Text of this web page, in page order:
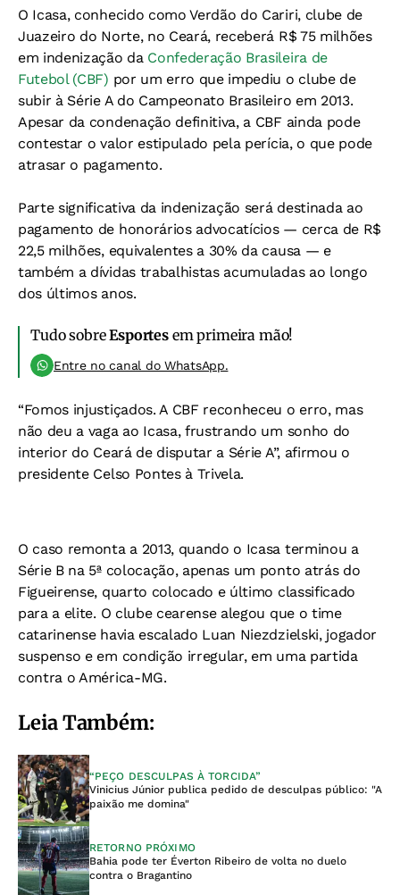
O Icasa, conhecido como Verdão do Cariri, clube de
Juazeiro do Norte, no Ceará, receberá R$ 75 milhões
em indenização da Confederação Brasileira de
Futebol (CBF) por um erro que impediu o clube de
subir à Série A do Campeonato Brasileiro em 2013.
Apesar da condenação definitiva, a CBF ainda pode
contestar o valor estipulado pela perícia, o que pode
atrasar o pagamento.
Parte significativa da indenização será destinada ao
pagamento de honorários advocatícios — cerca de R$
22,5 milhões, equivalentes a 30% da causa — e
também a dívidas trabalhistas acumuladas ao longo
dos últimos anos.
Tudo sobreEsportesem primeira mão!
Entre no canal do WhatsApp.
“Fomos injustiçados. A CBF reconheceu o erro, mas
não deu a vaga ao Icasa, frustrando um sonho do
interior do Ceará de disputar a Série A”, afirmou o
presidente Celso Pontes à Trivela.
O caso remonta a 2013, quando o Icasa terminou a
Série B na 5ª colocação, apenas um ponto atrás do
Figueirense, quarto colocado e último classificado
para a elite. O clube cearense alegou que o time
catarinense havia escalado Luan Niezdzielski, jogador
suspenso e em condição irregular, em uma partida
contra o América-MG.
Leia Também:
“PEÇO DESCULPAS À TORCIDA”
Vinicius Júnior publica pedido de desculpas público: "A
paixão me domina"
RETORNO PRÓXIMO
Bahia pode ter Éverton Ribeiro de volta no duelo
contra o Bragantino